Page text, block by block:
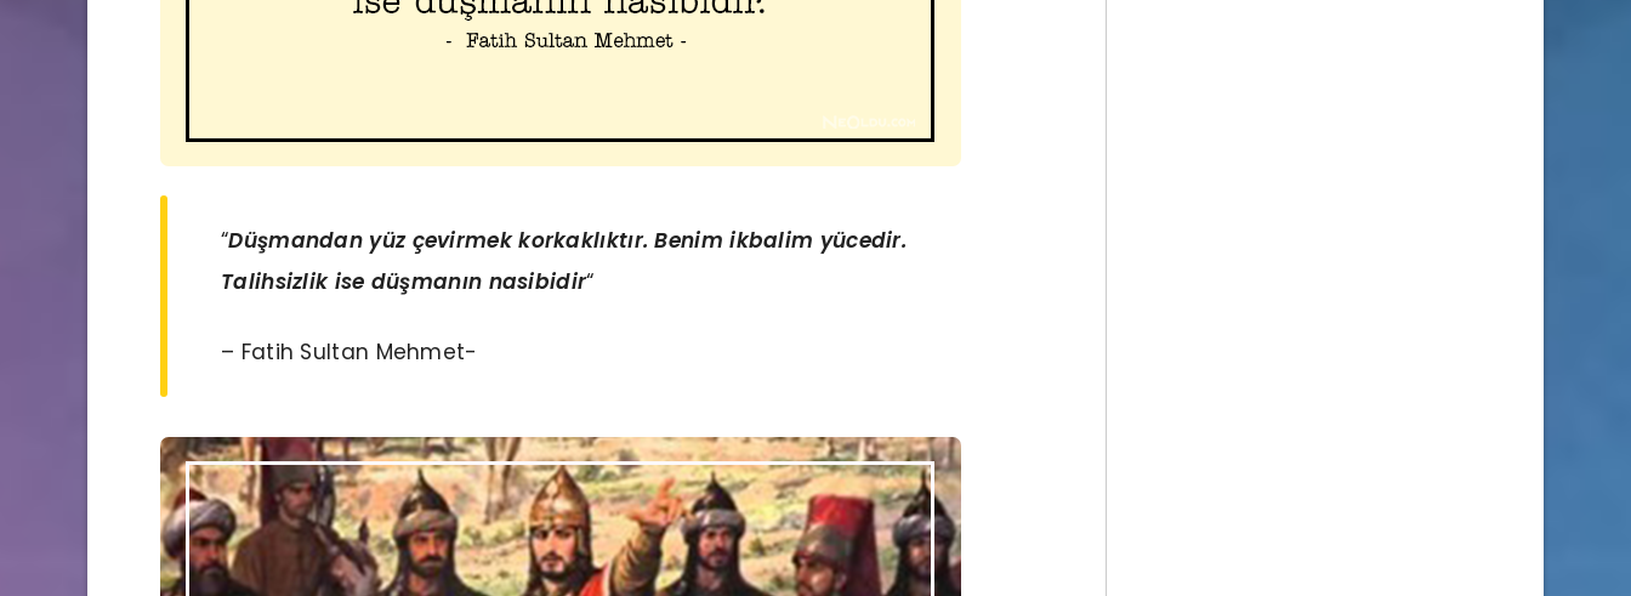
“Düşmandan yüz çevirmek korkaklıktır. Benim ikbalim yücedir.
Talihsizlik ise düşmanın nasibidir“
– Fatih Sultan Mehmet-